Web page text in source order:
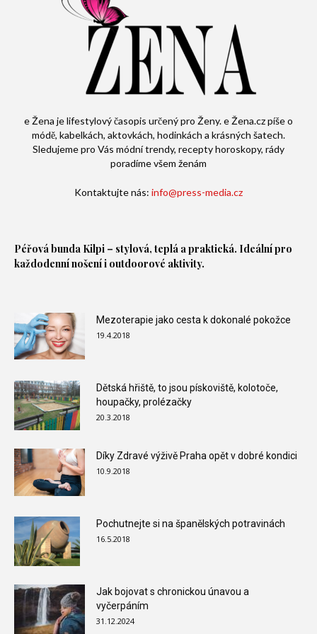
e Žena je lifestylový časopis určený pro Ženy. e Žena.cz píše o
módě, kabelkách, aktovkách, hodinkách a krásných šatech.
Sledujeme pro Vás módní trendy, recepty horoskopy, rády
poradíme všem ženám
Kontaktujte nás: info@press-media.cz
Péřová bunda Kilpi – stylová, teplá a praktická. Ideální pro
každodenní nošení i outdoorové aktivity.
Mezoterapie jako cesta k dokonalé pokožce
19.4.2018
Dětská hřiště, to jsou pískoviště, kolotoče,
houpačky, prolézačky
20.3.2018
Díky Zdravé výživě Praha opět v dobré kondici
10.9.2018
Pochutnejte si na španělských potravinách
16.5.2018
Jak bojovat s chronickou únavou a
vyčerpáním
31.12.2024